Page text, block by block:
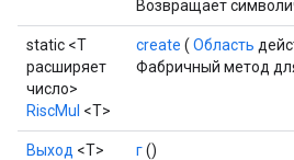
Возвращает
static <T
расширяет
число>
RiscMul <T>
create ( Область
Фабричный метод
Выход <Т> г()